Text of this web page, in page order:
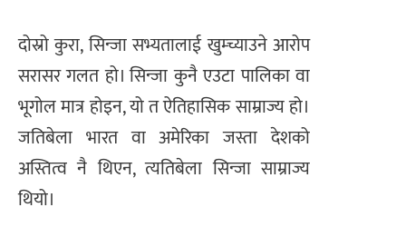
दोस्रो कुरा, सिन्जा सभ्यतालाई खुम्च्याउने आरोप
सरासर गलत हो। सिन्जा कुनै एउटा पालिका वा
भूगोल मात्र होइन, यो त ऐतिहासिक साम्राज्य हो।
जतिबेला भारत वा अमेरिका जस्ता देशको
अस्तित्व नै थिएन, त्यतिबेला सिन्जा साम्राज्य
थियो।